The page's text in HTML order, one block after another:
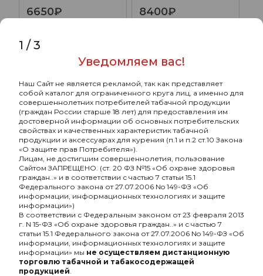
6650₽ 8400₽
Кальян "НА ГРАНИ"
модель 4
4750₽
Кальян "НА ГРАНИ"
модель 3
6350₽
1 /3
Уведомляем вас!
Наш Сайт не является рекламой, так как представляет
собой каталог для ограниченного круга лиц, а именно для
совершеннолетних потребителей табачной продукции
(граждан России старше 18 лет) для предоставления им
достоверной информации об основных потребительских
свойствах и качественных характеристик табачной
продукции и аксессуарах для курения (п.1 и п.2 ст.10 Закона
«О защите прав Потребителя»).
Лицам, не достигшим совершеннолетия, пользование
Сайтом ЗАПРЕЩЕНО. (ст. 20 ФЗ №15 «Об охране здоровья
граждан..» и в соответствии с частью 7 статьи 15.1
Федерального закона от 27.07.2006 No 149-ФЗ «Об
информации, информационных технологиях и защите
информации»)
В соответствии с Федеральным законом от 23 февраля 2013
г. N 15-ФЗ «Об охране здоровья граждан..» и с частью 7
статьи 15.1 Федерального закона от 27.07.2006 No 149-ФЗ «Об
информации, информационных технологиях и защите
информации» мы не осуществляем дистанционную
торговлю табачной и табакосодержащей
продукцией.